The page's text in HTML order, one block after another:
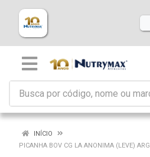
INÍCIO
PICANHA BOV CG LA ANONIMA (LEVE) ARG